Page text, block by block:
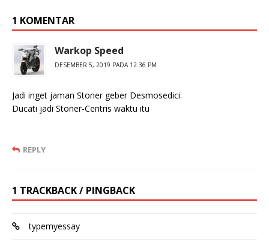
1 KOMENTAR
Warkop Speed
DESEMBER 5, 2019 PADA 12:36 PM
Jadi inget jaman Stoner geber Desmosedici.
Ducati jadi Stoner-Centris waktu itu
REPLY
1 TRACKBACK / PINGBACK
typemyessay